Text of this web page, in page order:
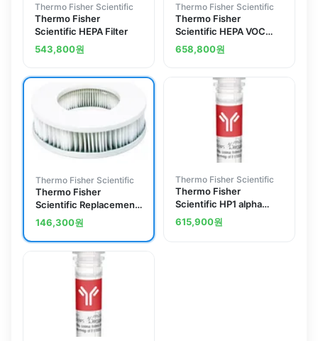
Thermo Fisher Scientific
Thermo Fisher
Scientific HEPA Filter
543,800원
Thermo Fisher Scientific
Thermo Fisher
Scientific HEPA VOC
Filter System
658,800원
Thermo Fisher Scientific
Thermo Fisher
Scientific Replacement
HEPA Main Filter
146,300원
Thermo Fisher Scientific
Thermo Fisher
Scientific HP1 alpha
Recombinant Mouse
Monoclonal Antibody,
615,900원